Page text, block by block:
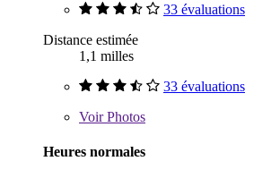
33 évaluations
Distance estimée
1,1 milles
33 évaluations
VoirPhotos
Heures normales